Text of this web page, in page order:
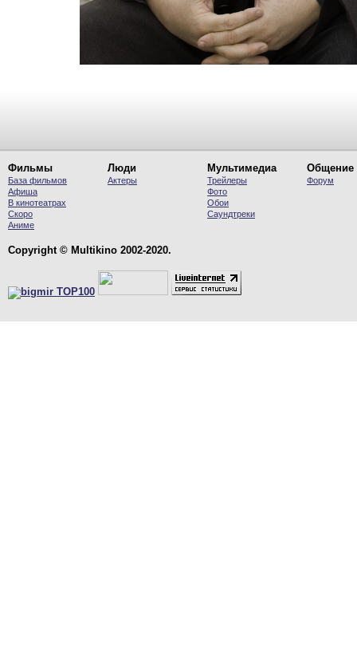
Фильмы
База фильмов
Афиша
В кинотеатрах
Скоро
Аниме
Люди
Актеры
Мультимедиа
Трейлеры
Фото
Обои
Саундтреки
Общение
Форум
Copyright © Multikino 2002-2020.